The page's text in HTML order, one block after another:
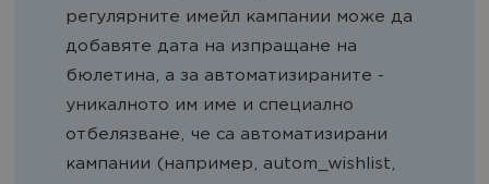
регулярните имейл кампании може да
добавяте дата на изпращане на
бюлетина, а за автоматизираните -
уникалното им име и специално
отбелязване, че са автоматизирани
кампании (например, autom_wishlist,